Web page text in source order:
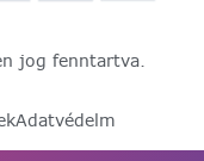
jog fenntartva.
Adatvédelm